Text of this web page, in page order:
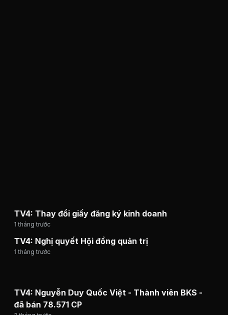
TV4: Thay đổi giấy đăng ký kinh doanh
1 tháng trước
TV4: Nghị quyết Hội đồng quản trị
1 tháng trước
TV4: Nguyễn Duy Quốc Việt - Thành viên BKS -
đã bán 78.571 CP